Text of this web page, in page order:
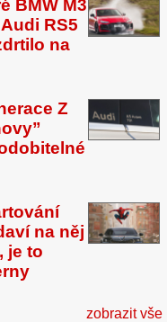
BMW M3
RS5
na
Z
na něj
je to
zobrazit vše